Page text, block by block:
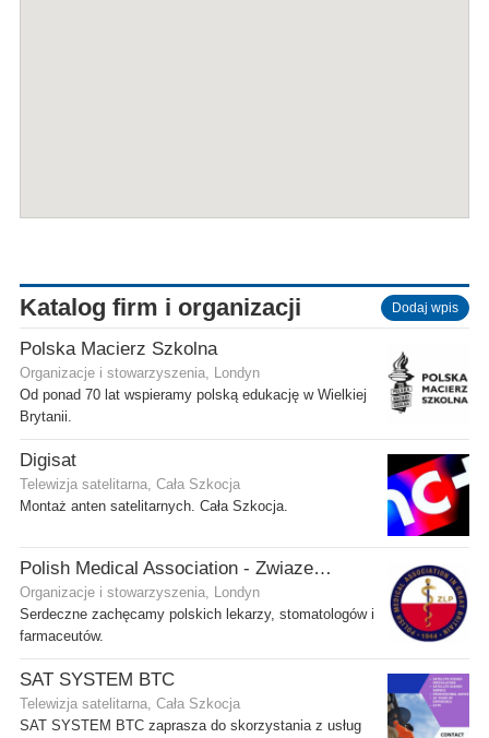
Katalog firm i organizacji Dodaj wpis
Polska Macierz Szkolna
Organizacje i stowarzyszenia, Londyn
Od ponad 70 lat wspieramy polską edukację w Wielkiej
Brytanii.
Digisat
Telewizja satelitarna, Cała Szkocja
Montaż anten satelitarnych. Cała Szkocja.
Polish Medical Association - Zwiazek Lekarzy Polskich w Wielkiej Brytanii
Organizacje i stowarzyszenia, Londyn
Serdeczne zachęcamy polskich lekarzy, stomatologów i
farmaceutów.
SAT SYSTEM BTC
Telewizja satelitarna, Cała Szkocja
SAT SYSTEM BTC zaprasza do skorzystania z usług